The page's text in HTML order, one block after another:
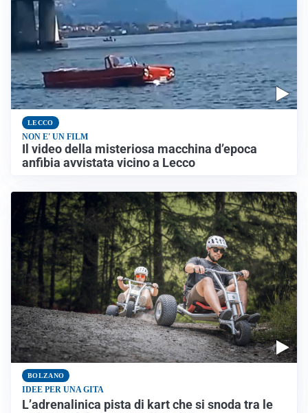
LECCO
NON E' UN FILM
Il video della misteriosa macchina d’epoca
anfibia avvistata vicino a Lecco
BOLZANO
IDEE PER UNA GITA
L’adrenalinica pista di kart che si snoda tra le